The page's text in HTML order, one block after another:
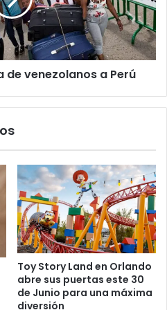
de venezolanos a Perú
Toy Story Land en Orlando
abre sus puertas este 30
de Junio para una máxima
diversión